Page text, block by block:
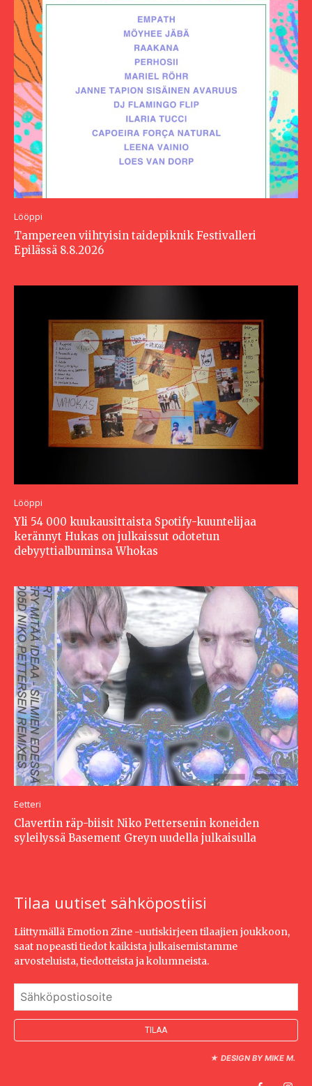
Lööppi
Tampereen viihtyisin taidepiknik Festivalleri
Epilässä 8.8.2026
Lööppi
Yli 54 000 kuukausittaista Spotify-kuuntelijaa
kerännyt Hukas on julkaissut odotetun
debyyttialbuminsa Whokas
Eetteri
Clavertin räp-biisit Niko Pettersenin koneiden
syleilyssä Basement Greyn uudella julkaisulla
Tilaa uutiset sähköpostiisi
Liittymällä Emotion Zine -uutiskirjeen tilaajien joukkoon,
saat nopeasti tiedot kaikista julkaisemistamme
arvosteluista, tiedotteista ja kolumneista.
★ DESIGN BY MIKE M.